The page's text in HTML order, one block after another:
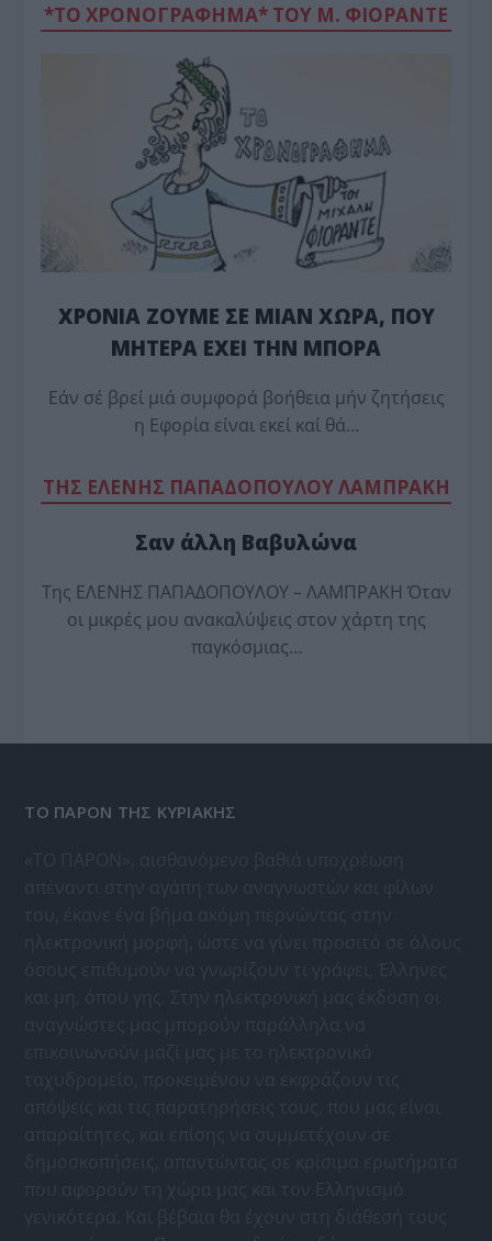
*ΤΟ ΧΡΟΝΟΓΡΑΦΗΜΑ* ΤΟΥ Μ. ΦΙΟΡΆΝΤΕ
ΧΡΟΝΙΑ ΖΟΥΜΕ ΣΕ ΜΙΑΝ ΧΩΡΑ, ΠΟΥ
ΜΗΤΕΡΑ ΕΧΕΙ ΤΗΝ ΜΠΟΡΑ
Εάν σέ βρεί μιά συμφορά βοήθεια μήν ζητήσεις
η Εφορία είναι εκεί καί θά…
TΗΣ ΕΛΕΝΗΣ ΠΑΠΑΔΟΠΟΥΛΟΥ ΛΑΜΠΡΑΚΗ
Σαν άλλη Βαβυλώνα
Της ΕΛΕΝΗΣ ΠΑΠΑΔΟΠΟΥΛΟΥ – ΛΑΜΠΡΑΚΗ Όταν
οι μικρές μου ανακαλύψεις στον χάρτη της
παγκόσμιας…
ΤΟ ΠΑΡΟΝ ΤΗΣ ΚΥΡΙΑΚΗΣ